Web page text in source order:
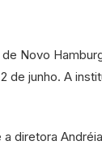
Novo
de junho. A
diretora